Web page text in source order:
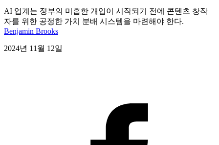
AI 업계는 정부의 미흡한 개입이 시작되기 전에 콘텐츠 창작
자를 위한 공정한 가치 분배 시스템을 마련해야 한다.
Benjamin Brooks
2024년 11월 12일